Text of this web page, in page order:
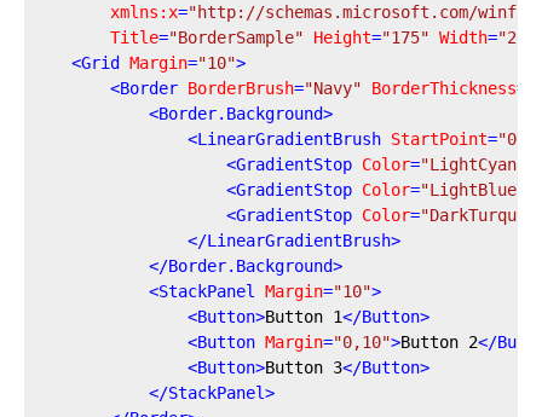
xmlns:x="http://schemas.microsoft.com/winfx/
Title="BorderSample" Height="175" Width=
<Grid Margin="10">
<Border BorderBrush="Navy" BorderThickness=
<Border.Background>
<LinearGradientBrush StartPoint=
<GradientStop Color="LightCyan"
<GradientStop Color="LightBlue"
<GradientStop Color=
</LinearGradientBrush>
</Border.Background>
<StackPanel Margin="10">
<Button>Button 1</Button>
<Button Margin="0,10">Button 2</
<Button>Button 3</Button>
</StackPanel>